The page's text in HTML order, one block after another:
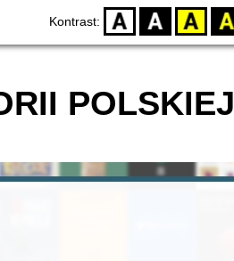
Kontrast: D BW YB BY
POLSKIEJ